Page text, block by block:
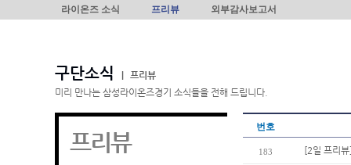
라이온즈 소식 프리뷰 외부감사보고서
구단소식
프리뷰
미리 만나는 삼성라이온즈경기 소식들을 전해 드립니다.
프리뷰
번호
183 [2일 프리